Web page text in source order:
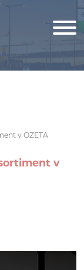
v OZETA
v